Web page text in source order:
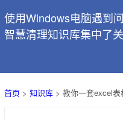
使用Windows电脑遇到
智慧清理知识库集中了
首页 > 知识库 > 教你一套excel